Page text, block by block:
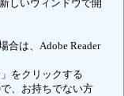
しいウィンドウで開
合は、Adobe Reader
をクリックする
、お持ちでない方